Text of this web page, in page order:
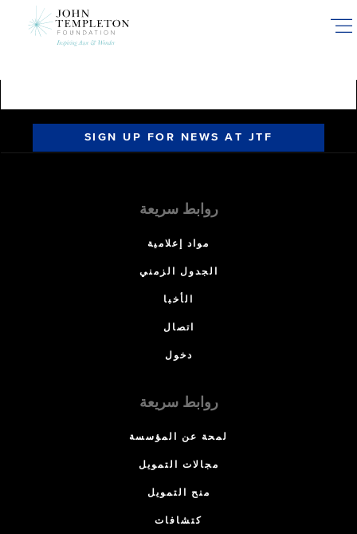
SIGN UP FOR NEWS AT JTF
روابط سريعة
مواد إعلامية
الجدول الزمني
الأخبا
اتصال
دخول
روابط سريعة
لمحة عن المؤسسة
مجالات التمويل
منح التمويل
كتشافات